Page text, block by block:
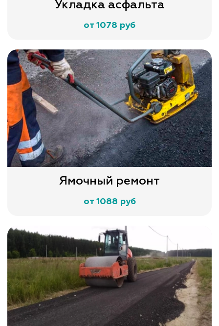
Укладка асфальта
от 1078 руб
Ямочный ремонт
от 1088 руб